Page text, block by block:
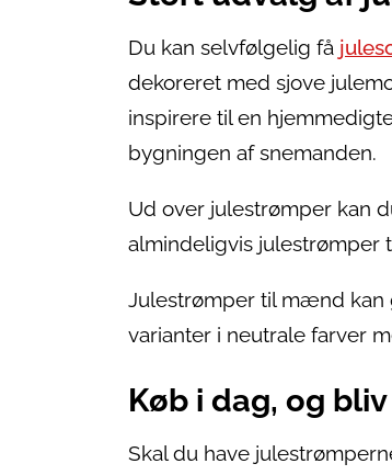
Du kan selvfølgelig få
dekoreret med sjove
inspirere til en
bygningen af snemanden.
Ud over julestrømper kan
almindeligvis julestrømper
Julestrømper til mænd
varianter i neutrale farver
Køb i dag, og
Skal du have